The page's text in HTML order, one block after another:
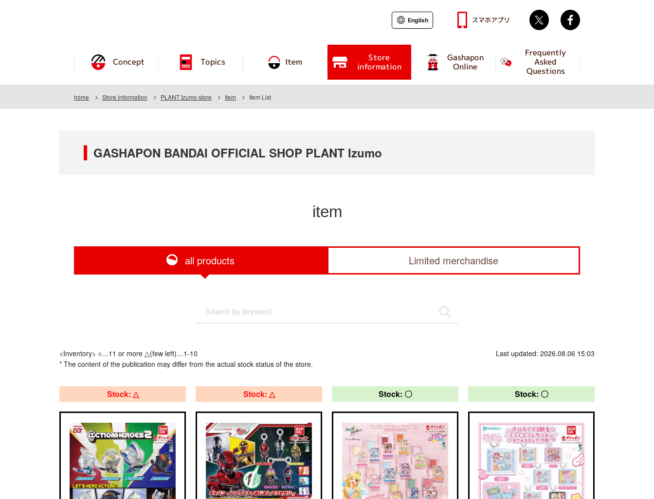
Concept Topics Item Store
information
Gashapon
Online
Frequently
Asked
Questions
English スマホアプリ Twitter
home Store information PLANT Izumo store Item Item List
GASHAPON BANDAI OFFICIAL SHOP PLANT Izumo
item
all products Limited merchandise
<Inventory> ○…11 or more △(few left)…1-10
* The content of the publication may differ from the actual stock status of the store.
Last updated: 2026.08.06 15:03
Stock: △ Stock: △ Stock: 〇 Stock: 〇